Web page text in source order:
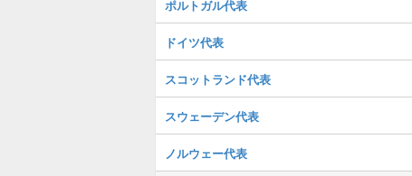
ポルトガル代表
ドイツ代表
スコットランド代表
スウェーデン代表
ノルウェー代表